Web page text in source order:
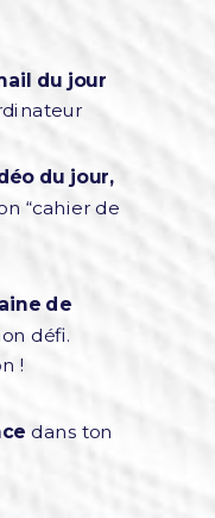
du jour
du jour,
“cahier de
de
défi.
!
dans ton